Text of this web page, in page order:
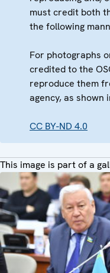
must credit both
the following
For photographs
credited to the
reproduce them
agency, as
CC BY-ND 4.0
This image is part of a